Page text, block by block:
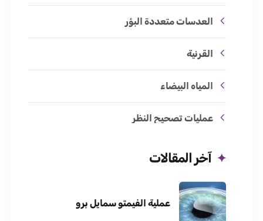
العدسات متعددة البؤر
القرنية
المياه البيضاء
عمليات تصحيح النظر
آخر المقالات
عملية الفيمتو سمايل برو